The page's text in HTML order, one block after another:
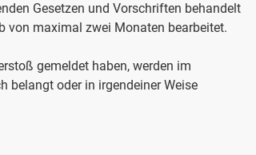
Gesetzen und Vorschriften behandelt
von maximal zwei Monaten bearbeitet.
gemeldet haben, werden im
belangt oder in irgendeiner Weise